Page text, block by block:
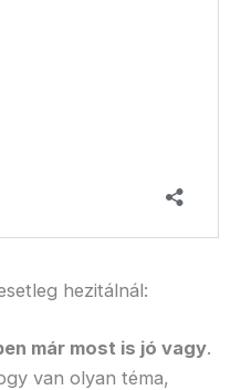
hezitálnál:
már most is jó vagy.
van olyan téma,